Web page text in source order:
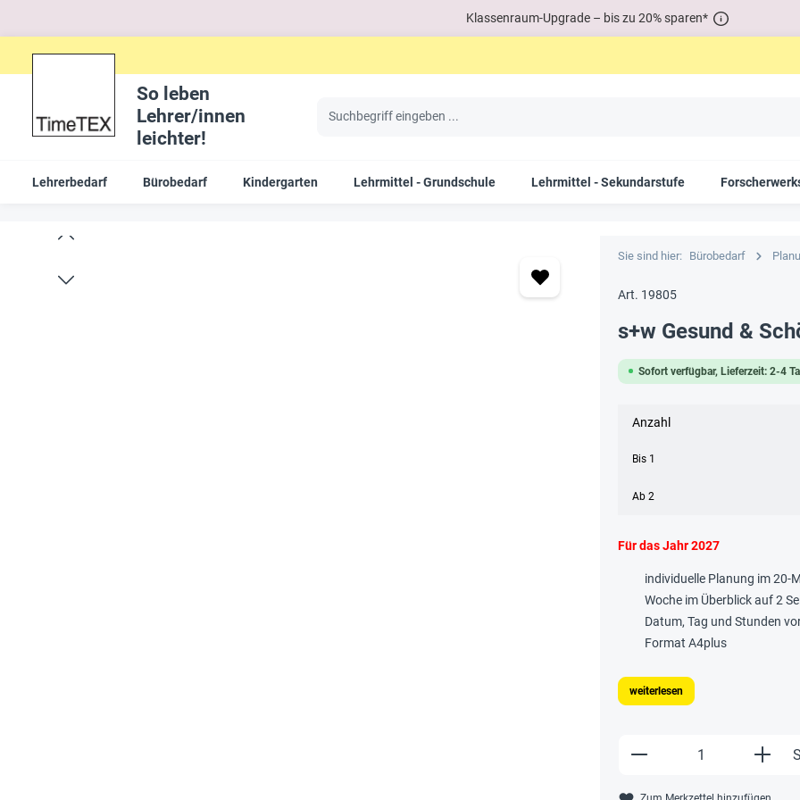
Klassenraum-Upgrade – bis zu 20% sparen*
So leben
Lehrer/innen
leichter!
Lehrerbedarf Bürobedarf Kindergarten Lehrmittel - Grundschule Lehrmittel - Sekundarstufe
Sie sind hier: Bürobedarf
Art. 19805
s+w Gesund &
Sofort verfügbar, Lieferzeit: 2-4
Anzahl
Bis 1
Ab 2
Für das Jahr 2027
individuelle Planung im 20-
Woche im Überblick auf 2
Datum, Tag und Stunden
Format A4plus
weiterlesen
Produkt Anzahl: